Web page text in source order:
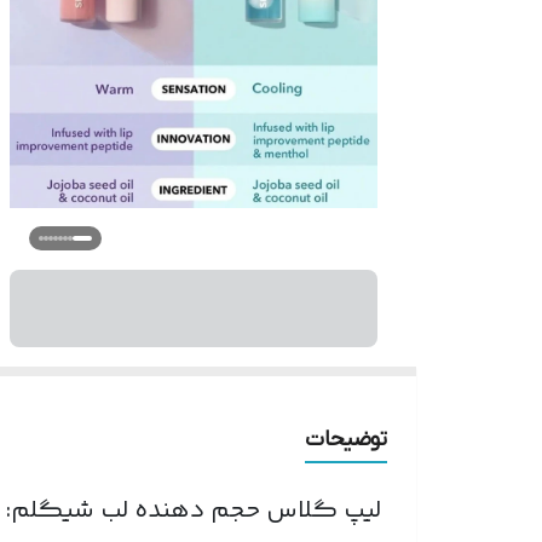
توضیحات
لیپ گلاس حجم دهنده لب شیگلم: